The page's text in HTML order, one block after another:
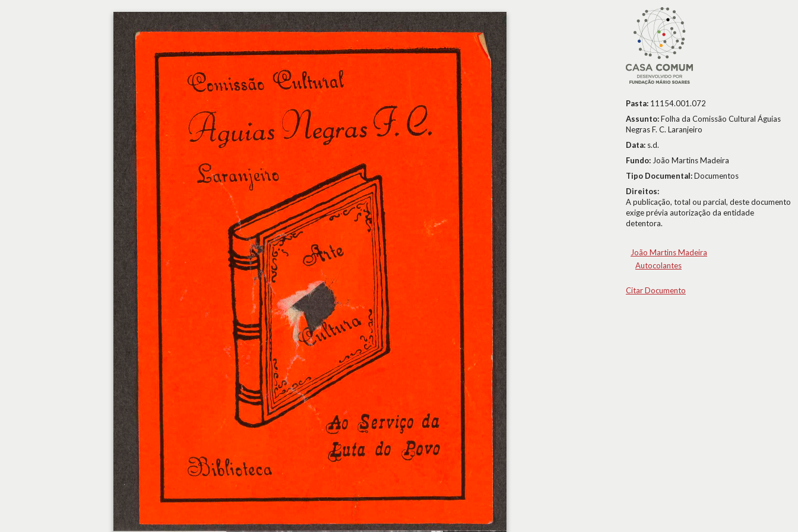
Pasta: 11154.001.072
Assunto:Folha da Comissão Cultural Águias
Negras F. C. Laranjeiro
Data: s.d.
Fundo: João Martins Madeira
Tipo Documental:Documentos
Direitos:
A publicação, total ou parcial, deste documento
exige prévia autorização da entidade
detentora.
João Martins Madeira
Autocolantes
Citar Documento